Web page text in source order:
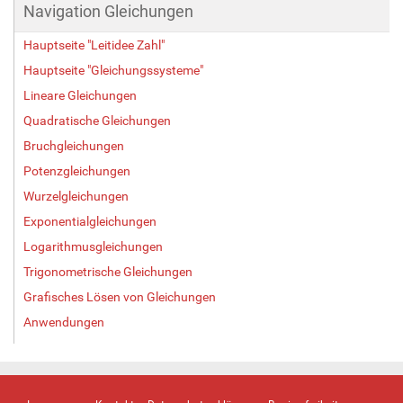
e
B
i
l
i
n
v
l
l
r
r
ß
e
Navigation Gleichungen
Hauptseite "Leitidee Zahl"
Hauptseite "Gleichungssysteme"
Lineare Gleichungen
Quadratische Gleichungen
Bruchgleichungen
Potenzgleichungen
Wurzelgleichungen
Exponentialgleichungen
Logarithmusgleichungen
Trigonometrische Gleichungen
Grafisches Lösen von Gleichungen
Anwendungen